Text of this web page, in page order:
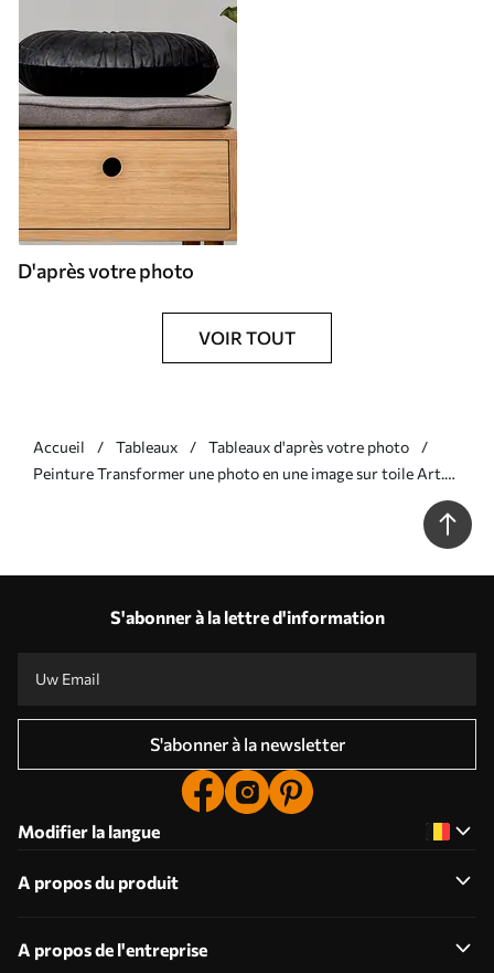
D'après votre photo
VOIR TOUT
Accueil Tableaux
Tableaux d'après votre photo
Peinture Transformer une photo en une image sur toile Art.
S'abonner à la lettre d'information
S'abonner à la newsletter
Modifier la langue
A propos du produit
A propos de l'entreprise